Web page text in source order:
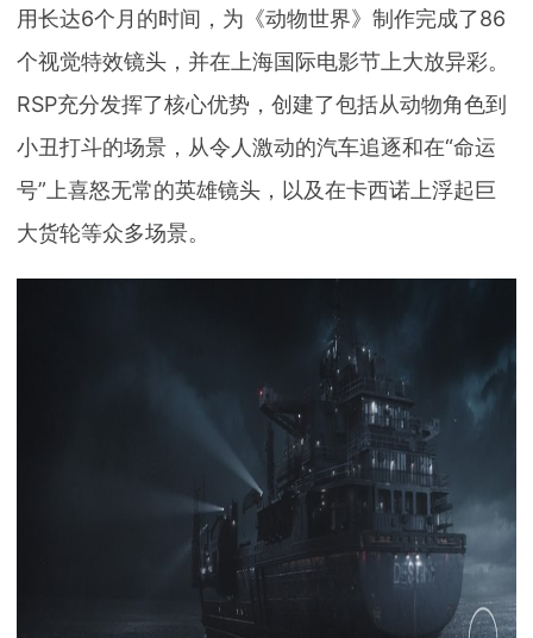
用长达6个月的时间，为《动物世界》制作完成了86
个视觉特效镜头，并在上海国际电影节上大放异彩。
RSP充分发挥了核心优势，创建了包括从动物角色到
小丑打斗的场景，从令人激动的汽车追逐和在“命运
号”上喜怒无常的英雄镜头，以及在卡西诺上浮起巨
大货轮等众多场景。